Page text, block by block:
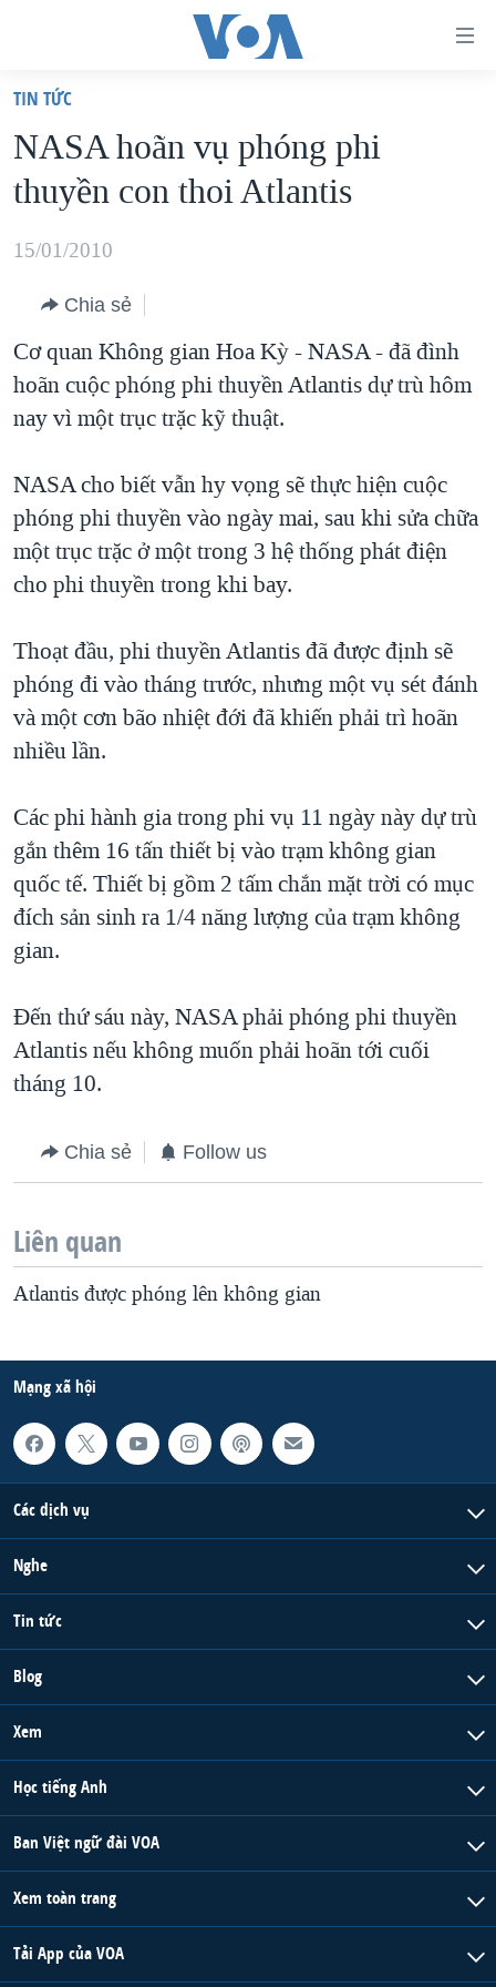
truy
cập
Tới
dung
chính
điều
hướng
chính
tới
"Tìm"
VIỆT NAM
HOA KỲ
BIỂN ĐÔNG
BLOG
DIỄN ĐÀN
MỤC
VẠCH TRẦN TIN GIẢ
NGƯỜI VIỆT HẢI NGOẠI
ĐỜI SỐNG
KINH TẾ
KHOA HỌC
SỨC KHOẺ
VĂN HOÁ
THỂ THAO
CHUYÊN ĐỀ
CHIẾN TRANH THƯƠNG MẠI CỦA MỸ: QUÁ KHỨ VÀ HIỆN
HÀNH TRÌNH BẦU CỬ 2024
MỘT NĂM CHIẾN TRANH TẠI DẢI GAZA
NGÀY TỊ NẠN THẾ GIỚI
TRỊNH VĨNH BÌNH - NGƯỜI HẠ 'BÊN THẮNG CUỘC'
GROUND ZERO – XƯA VÀ NAY
CÁC GIÁ TRỊ CỘNG HÒA Ở VIỆT NAM
THƯỢNG ĐỈNH TRUMP-KIM TẠI VIỆT NAM
TRỊNH VĨNH BÌNH VS. CHÍNH PHỦ VIỆT NAM
QUAN HỆ VIỆT MỸ
HỌC TIẾNG ANH
VIDEO
NGHE
Ngôn ngữ khác
TIN TỨC
NASA hoãn vụ phóng phi
thuyền con thoi Atlantis
15/01/2010
Chia sẻ
Cơ quan Không gian Hoa Kỳ - NASA - đã đình
hoãn cuộc phóng phi thuyền Atlantis dự trù hôm
nay vì một trục trặc kỹ thuật.
NASA cho biết vẫn hy vọng sẽ thực hiện cuộc
phóng phi thuyền vào ngày mai, sau khi sửa chữa
một trục trặc ở một trong 3 hệ thống phát điện
cho phi thuyền trong khi bay.
Thoạt đầu, phi thuyền Atlantis đã được định sẽ
phóng đi vào tháng trước, nhưng một vụ sét đánh
và một cơn bão nhiệt đới đã khiến phải trì hoãn
nhiều lần.
Các phi hành gia trong phi vụ 11 ngày này dự trù
gắn thêm 16 tấn thiết bị vào trạm không gian
quốc tế. Thiết bị gồm 2 tấm chắn mặt trời có mục
đích sản sinh ra 1/4 năng lượng của trạm không
gian.
Đến thứ sáu này, NASA phải phóng phi thuyền
Atlantis nếu không muốn phải hoãn tới cuối
tháng 10.
Chia sẻ Follow us
Liên quan
Atlantis được phóng lên không gian
Mạng xã hội
Các dịch vụ
Nghe
Tin tức
Blog
Xem
Học tiếng Anh
Ban Việt ngữ đài VOA
Xem toàn trang
Tải App của VOA